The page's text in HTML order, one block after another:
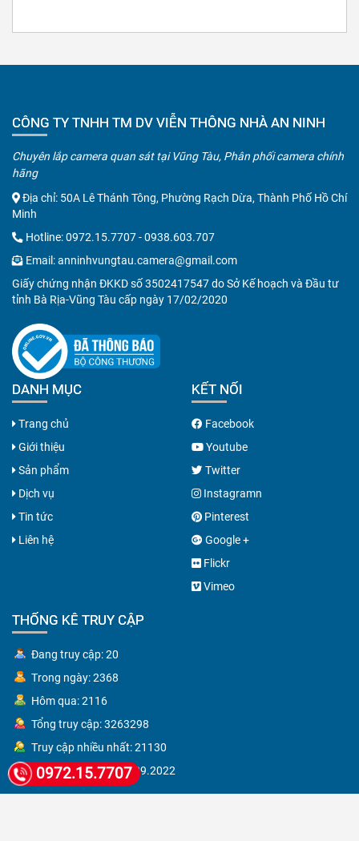
CÔNG TY TNHH TM DV VIỄN THÔNG NHÀ AN NINH
Chuyên lắp camera quan sát tại Vũng Tàu, Phân phối camera chính
hãng
Địa chỉ: 50A Lê Thánh Tông, Phường Rạch Dừa, Thành Phố Hồ Chí
Minh
Hotline:0972.15.7707-0938.603.707
Email:anninhvungtau.camera@gmail.com
Giấy chứng nhận ĐKKD số 3502417547 do Sở Kế hoạch và Đầu tư
tỉnh Bà Rịa-Vũng Tàu cấp ngày 17/02/2020
0972.15.7707
DANH MỤC
Trang chủ
Giới thiệu
Sản phẩm
Dịch vụ
Tin tức
Liên hệ
KẾT NỐI
Facebook
Youtube
Twitter
Instagramn
Pinterest
Google +
Flickr
Vimeo
THỐNG KÊ TRUY CẬP
Đang truy cập: 20
Trong ngày: 2368
Hôm qua: 2116
Tổng truy cập: 3263298
Truy cập nhiều nhất: 21130
Ngày nhiều nhất: 14.09.2022